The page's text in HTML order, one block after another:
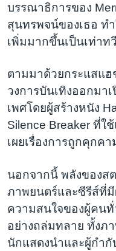
บรรณาธิการของ
สุนทรพจน์ของเธอ ท
เพิ่มมากขึ้นเป็นเท่า
ตามมาด้วยกระแสแ
วงการบันเทิงออกมา
เพศโดยผู้สร้างหนัง
Silence Breaker ที่
เผยเรื่องการถูกคุกค
นอกจากนี้ พลังของส
ภาพยนตร์และซีรีส์ที่
ความสนใจของผู้คนทั่
อย่างถล่มทลาย ทั้งภ
นักแสดงนำและผู้กำกั